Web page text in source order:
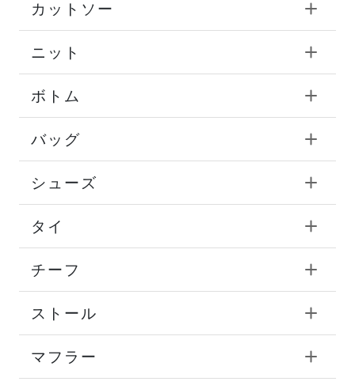
カットソー
ニット
ボトム
バッグ
シューズ
タイ
チーフ
ストール
マフラー